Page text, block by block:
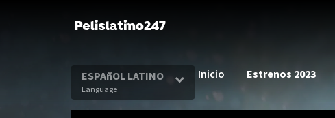
Inicio Estrenos 2023
ESPAñOL LATINO
Language